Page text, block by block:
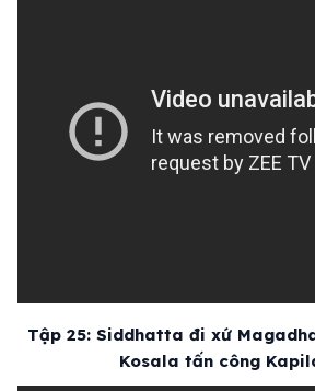
Tập 25: Siddhatta đi xứ
Kosala tấn công